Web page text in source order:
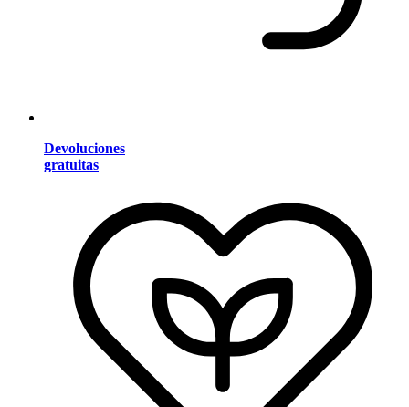
Devoluciones
gratuitas